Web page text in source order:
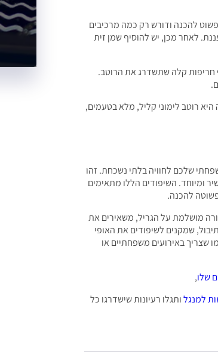
פשוט להכנה ודורש רק כמה מרכיבים
לאחר מכן, יש להוסיף שמן זית
חריפות קלה שתשדרג את הרוטב.
רוטב לימוני קליל, מלא בטעמים,
שלכם לחוויה בלתי נשכחת. זהו
ומיוחד. השיפודים הללו מתאימים
להכנה.
מושלמת על הגריל, משאירים את
שמקנים לשיפודים את האופי
שצריך באירועים משפחתיים או
שלו,
למנגלותגלו רעיונות שישדרגו כל